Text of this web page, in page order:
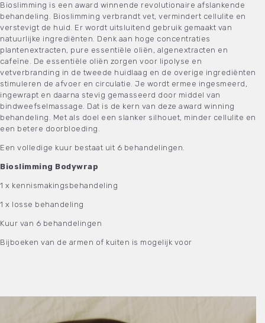
Bioslimming is een award winnende revolutionaire afslankende
behandeling. Bioslimming verbrandt vet, vermindert cellulite en
verstevigt de huid. Er wordt uitsluitend gebruik gemaakt van
natuurlijke ingrediënten. Denk aan hoge concentraties
plantenextracten, pure essentiële oliën, algenextracten en
cafeïne. De essentiële oliën zorgen voor lipolyse en
vetverbranding in de tweede huidlaag en de overige ingrediënten
stimuleren de afvoer en circulatie. Je wordt ermee ingesmeerd,
ingewrapt en daarna stevig gemasseerd door middel van
bindweefselmassage. Dat is de kern van deze award winning
behandeling. Met als doel een slanker silhouet, minder cellulite en
een betere doorbloeding.
Een volledige kuur bestaat uit 6 behandelingen.
Bioslimming Bodywrap
1 x kennismakingsbehandeling
1 x losse behandeling
Kuur van 6 behandelingen
Bijboeken van de armen of kuiten is mogelijk voor